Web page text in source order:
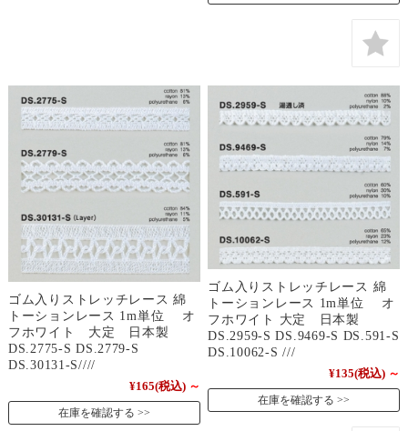
ゴム入りストレッチレース 綿
トーションレース 1m単位 オ
フホワイト 大定 日本製
DS.2775-S DS.2779-S
DS.30131-S////
¥165(税込) ～
在庫を確認する
ゴム入りストレッチレース 綿
トーションレース 1m単位 オ
フホワイト 大定 日本製
DS.2959-S DS.9469-S DS.591-S
DS.10062-S ///
¥135(税込) ～
在庫を確認する